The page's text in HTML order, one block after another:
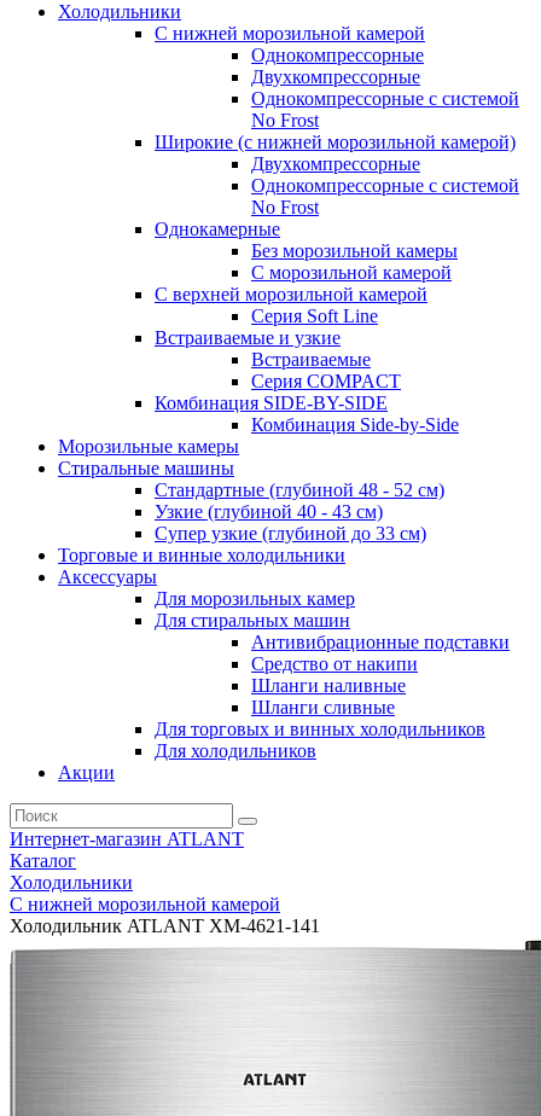
Холодильники
С нижней морозильной камерой
Однокомпрессорные
Двухкомпрессорные
Однокомпрессорные с системой
No Frost
Широкие (с нижней морозильной камерой)
Двухкомпрессорные
Однокомпрессорные с системой
No Frost
Однокамерные
Без морозильной камеры
С морозильной камерой
С верхней морозильной камерой
Серия Soft Line
Встраиваемые и узкие
Встраиваемые
Серия СOMPACT
Комбинация SIDE-BY-SIDE
Комбинация Side-by-Side
Морозильные камеры
Стиральные машины
Стандартные (глубиной 48 - 52 см)
Узкие (глубиной 40 - 43 см)
Супер узкие (глубиной до 33 см)
Торговые и винные холодильники
Аксессуары
Для морозильных камер
Для стиральных машин
Антивибрационные подставки
Средство от накипи
Шланги наливные
Шланги сливные
Для торговых и винных холодильников
Для холодильников
Акции
Интернет-магазин ATLANT
Каталог
Холодильники
С нижней морозильной камерой
Холодильник ATLANT ХМ-4621-141